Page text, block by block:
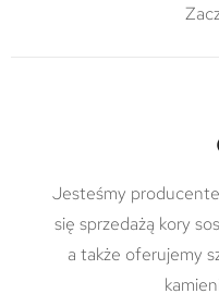
Jesteśmy
się sprzedażą kory
a także oferujemy